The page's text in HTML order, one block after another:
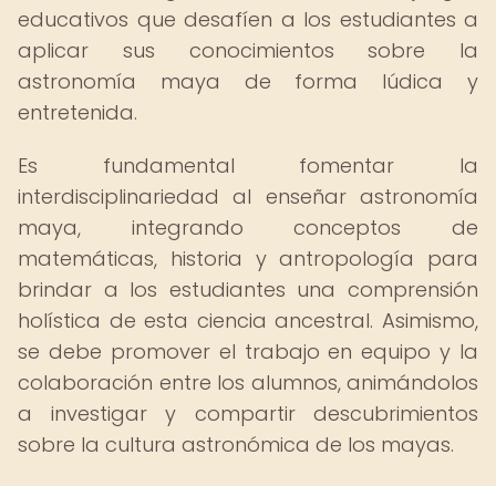
educativos que desafíen a los estudiantes a
aplicar sus conocimientos sobre la
astronomía maya de forma lúdica y
entretenida.
Es fundamental fomentar la
interdisciplinariedad al enseñar astronomía
maya, integrando conceptos de
matemáticas, historia y antropología para
brindar a los estudiantes una comprensión
holística de esta ciencia ancestral. Asimismo,
se debe promover el trabajo en equipo y la
colaboración entre los alumnos, animándolos
a investigar y compartir descubrimientos
sobre la cultura astronómica de los mayas.